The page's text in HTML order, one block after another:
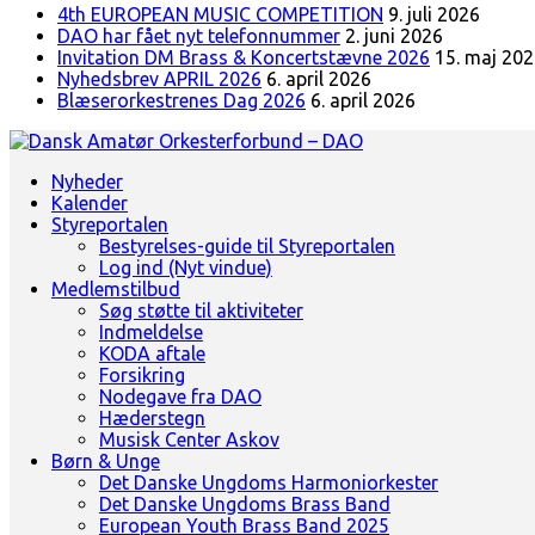
4th EUROPEAN MUSIC COMPETITION 9. juli 2026
DAO har fået nyt telefonnummer 2. juni 2026
Invitation DM Brass & Koncertstævne 2026 15. maj
Nyhedsbrev APRIL 2026 6. april 2026
Blæserorkestrenes Dag 2026 6. april 2026
Dansk Amatør Orkesterforbund - DAO
Landsorganisation for amatørblæserorkestre
Nyheder
Kalender
Styreportalen
Bestyrelses-guide til Styreportalen
Log ind (Nyt vindue)
Medlemstilbud
Søg støtte til aktiviteter
Indmeldelse
KODA aftale
Forsikring
Nodegave fra DAO
Hæderstegn
Musisk Center Askov
Børn & Unge
Det Danske Ungdoms Harmoniorkester
Det Danske Ungdoms Brass Band
European Youth Brass Band 2025